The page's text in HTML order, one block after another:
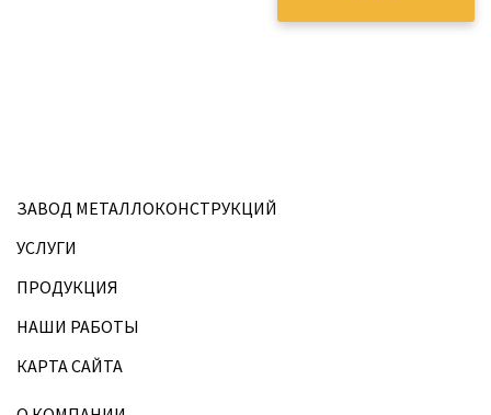
ЗАВОД МЕТАЛЛОКОНСТРУКЦИЙ
УСЛУГИ
ПРОДУКЦИЯ
НАШИ РАБОТЫ
КАРТА САЙТА